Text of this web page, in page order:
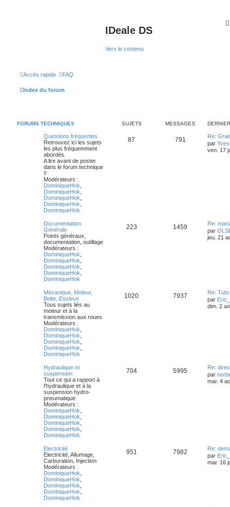
IDeale DS
Vers le contenu
Accès rapide FAQ
Index du forum
FORUMS TECHNIQUES SUJETS MESSAGES
Questions fréquentes
Retrouvez ici les sujets
les plus fréquemment
abordés.
A lire avant de poster
dans le forum technique
!!
Modérateurs :
DominiqueHok
DominiqueHok
DominiqueHok
DominiqueHok
DominiqueHok
87 791
Re:
par
ven. 17
Documentation
Générale
Points généraux,
documentation, outillage
Modérateurs :
DominiqueHok
DominiqueHok
DominiqueHok
DominiqueHok
DominiqueHok
223 1459
Re:
par
jeu. 21
Mécanique, Moteur,
Boite, Essieux
Tous sujets liés au
moteur et à la
transmission aux roues
Modérateurs :
DominiqueHok
DominiqueHok
DominiqueHok
DominiqueHok
DominiqueHok
1020 7937
Re:
par
dim. 2
Hydraulique et
suspension
Tout ce qui a rapport à
l'hydraulique et à la
suspension hydro-
pneumatique
Modérateurs :
DominiqueHok
DominiqueHok
DominiqueHok
DominiqueHok
DominiqueHok
704 5995
Re:
par
mar. 4
Electricité
Electricité, Allumage,
Carburation, Injection
Modérateurs :
DominiqueHok
DominiqueHok
DominiqueHok
DominiqueHok
DominiqueHok
951 7982
Re:
par
mar. 16